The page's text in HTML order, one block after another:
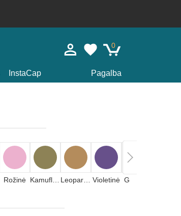
0
InstaCap Pagalba
Rožinė Violetinė Geltona